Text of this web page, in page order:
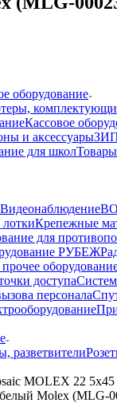
оборудование
Кассовое
и аксессуары
для школ
Видеонаблюдение
Крепежные
для
РУБЕЖ
доступа
персонала
разветвители
MOLEX 22 5x45
Molex (MLG-